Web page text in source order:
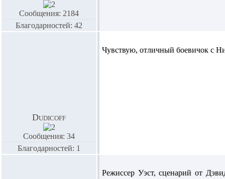
Сообщения: 2184
Благодарностей: 42
Dudicoff
Сообщения: 34
Благодарностей: 1
Чувствую, отличный боевичок с
Режиссер Уэст, сценарий от